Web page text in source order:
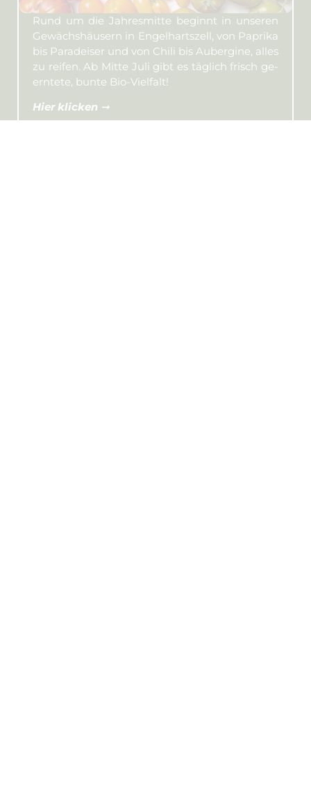
Rund um die Jahres­­­mitte beginnt in unseren
Gewächs­häusern in En­gel­hart­­s­zell, von Papri­ka
bis Para­­­deiser und von Chili bis Auber­gine, alles
zu reifen. Ab Mitte Juli gibt es täg­lich frisch ge­­­
erntete, bunte Bio-Vielfalt!
Hier klicken ➞